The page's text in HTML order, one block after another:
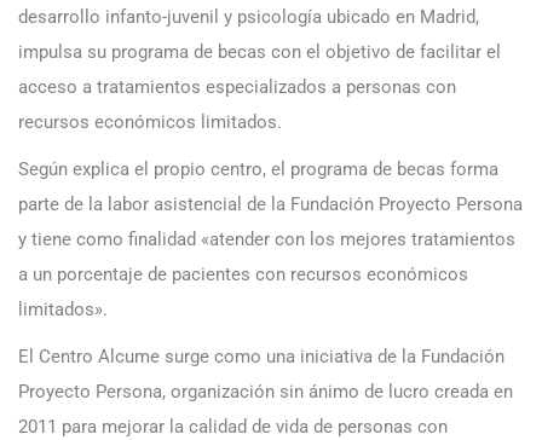
desarrollo infanto-juvenil y psicología ubicado en Madrid,
impulsa su programa de becas con el objetivo de facilitar el
acceso a tratamientos especializados a personas con
recursos económicos limitados.
Según explica el propio centro, el programa de becas forma
parte de la labor asistencial de la Fundación Proyecto Persona
y tiene como finalidad «atender con los mejores tratamientos
a un porcentaje de pacientes con recursos económicos
limitados».
El Centro Alcume surge como una iniciativa de la Fundación
Proyecto Persona, organización sin ánimo de lucro creada en
2011 para mejorar la calidad de vida de personas con